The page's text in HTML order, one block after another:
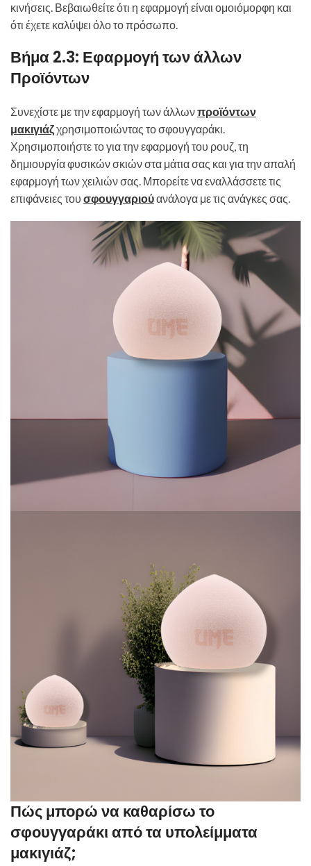
κινήσεις. Βεβαιωθείτε ότι η εφαρμογή είναι ομοιόμορφη και
ότι έχετε καλύψει όλο το πρόσωπο.
Βήμα 2.3: Εφαρμογή των άλλων
Προϊόντων
Συνεχίστε με την εφαρμογή των άλλωνπροϊόντων
μακιγιάζχρησιμοποιώντας το σφουγγαράκι.
Χρησιμοποιήστε το για την εφαρμογή του ρουζ, τη
δημιουργία φυσικών σκιών στα μάτια σας και για την απαλή
εφαρμογή των χειλιών σας. Μπορείτε να εναλλάσσετε τις
επιφάνειες του σφουγγαριούανάλογα με τις ανάγκες σας.
Πώς μπορώ να καθαρίσω το
σφουγγαράκι από τα υπολείμματα
μακιγιάζ;